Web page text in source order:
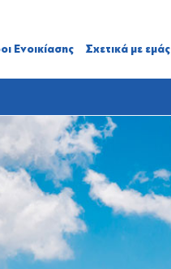
Ενοικίασης Σχετικά με εμάς